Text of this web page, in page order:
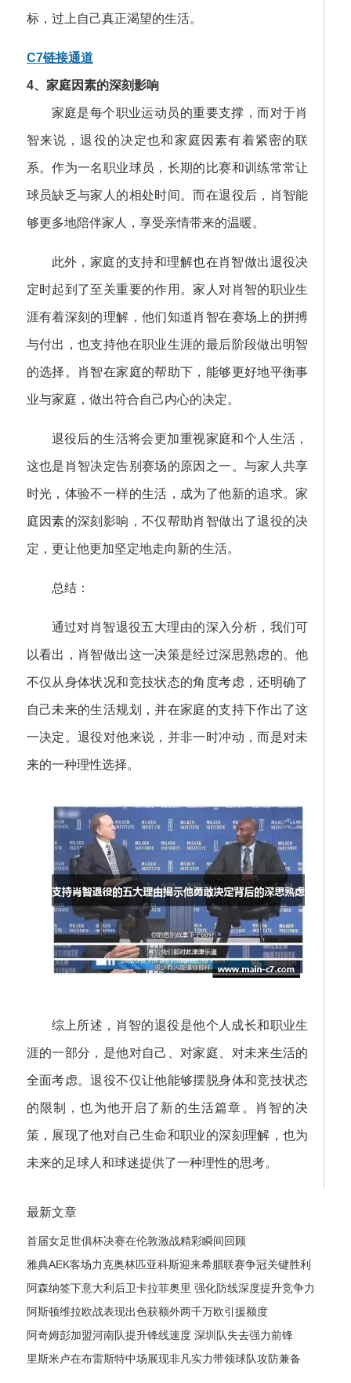
标，过上自己真正渴望的生活。
C7链接通道
4、家庭因素的深刻影响
家庭是每个职业运动员的重要支撑，而对于肖
智来说，退役的决定也和家庭因素有着紧密的联
系。作为一名职业球员，长期的比赛和训练常常让
球员缺乏与家人的相处时间。而在退役后，肖智能
够更多地陪伴家人，享受亲情带来的温暖。
此外，家庭的支持和理解也在肖智做出退役决
定时起到了至关重要的作用。家人对肖智的职业生
涯有着深刻的理解，他们知道肖智在赛场上的拼搏
与付出，也支持他在职业生涯的最后阶段做出明智
的选择。肖智在家庭的帮助下，能够更好地平衡事
业与家庭，做出符合自己内心的决定。
退役后的生活将会更加重视家庭和个人生活，
这也是肖智决定告别赛场的原因之一。与家人共享
时光，体验不一样的生活，成为了他新的追求。家
庭因素的深刻影响，不仅帮助肖智做出了退役的决
定，更让他更加坚定地走向新的生活。
总结：
通过对肖智退役五大理由的深入分析，我们可
以看出，肖智做出这一决策是经过深思熟虑的。他
不仅从身体状况和竞技状态的角度考虑，还明确了
自己未来的生活规划，并在家庭的支持下作出了这
一决定。退役对他来说，并非一时冲动，而是对未
来的一种理性选择。
综上所述，肖智的退役是他个人成长和职业生
涯的一部分，是他对自己、对家庭、对未来生活的
全面考虑。退役不仅让他能够摆脱身体和竞技状态
的限制，也为他开启了新的生活篇章。肖智的决
策，展现了他对自己生命和职业的深刻理解，也为
未来的足球人和球迷提供了一种理性的思考。
最新文章
首届女足世俱杯决赛在伦敦激战精彩瞬间回顾
雅典AEK客场力克奥林匹亚科斯迎来希腊联赛争冠关键胜利
阿森纳签下意大利后卫卡拉菲奥里 强化防线深度提升竞争力
阿斯顿维拉欧战表现出色获额外两千万欧引援额度
阿奇姆彭加盟河南队提升锋线速度 深圳队失去强力前锋
里斯米卢在布雷斯特中场展现非凡实力带领球队攻防兼备